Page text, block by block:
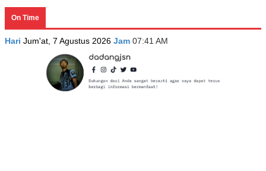
On Time
Hari Jum'at, 7 Agustus 2026 Jam 07:41 AM